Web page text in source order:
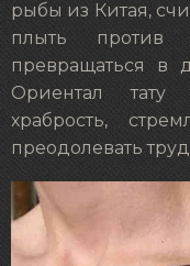
рыбы из Китая,
плыть против
превращаться в
Ориентал тату
храбрость,
преодолевать